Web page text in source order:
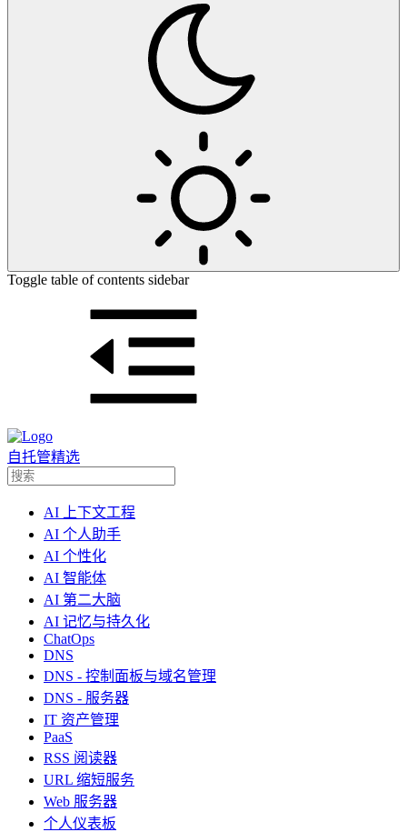
Toggle table of contents sidebar
自托管精选
AI 上下文工程
AI 个人助手
AI 个性化
AI 智能体
AI 第二大脑
AI 记忆与持久化
ChatOps
DNS
DNS - 控制面板与域名管理
DNS - 服务器
IT 资产管理
PaaS
RSS 阅读器
URL 缩短服务
Web 服务器
个人仪表板